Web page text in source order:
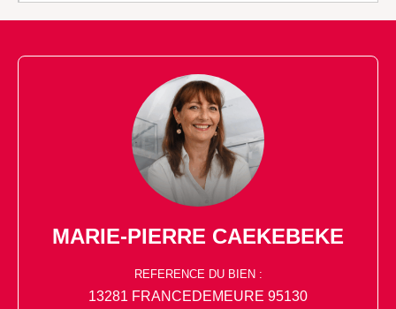
MARIE-PIERRE CAEKEBEKE
REFERENCE DU BIEN :
13281 FRANCEDEMEURE 95130